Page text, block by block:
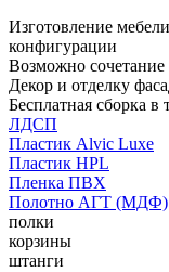
Изготовление
конфигурации
Возможно сочетание
Декор и отделку
Бесплатная сборка в
ЛДСП
Пластик Alvic Luxe
Пластик HPL
Пленка ПВХ
Полотно АГТ (МДФ)
полки
корзины
штанги